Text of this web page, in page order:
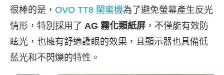
很棒的是， OVO TT8 閨蜜機為了避免螢幕產生反光
情形，特別採用了 AG 霧化類紙屏 ，不僅能有效防
眩光，也擁有舒適護眼的效果，且顯示器也具備低
藍光和不閃爍的特性。